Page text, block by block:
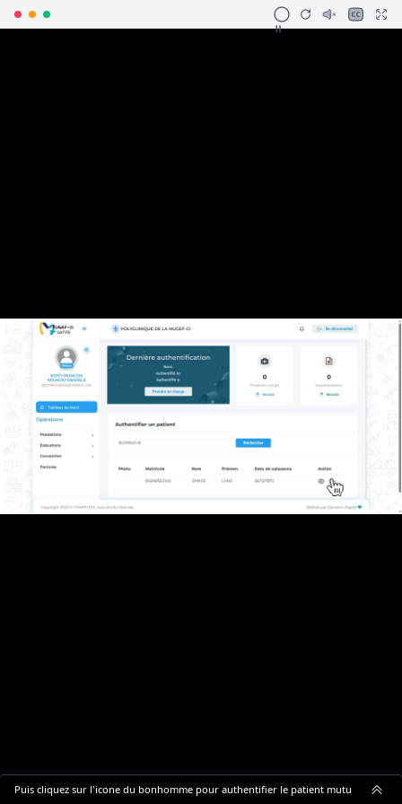
Puis cliquez sur l'icone du bonhomme pour authentifier le patient mutualiste.